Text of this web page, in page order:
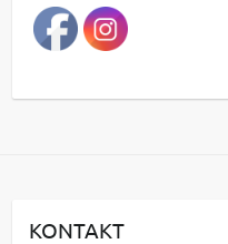
a
g
a
v
KONTAKT